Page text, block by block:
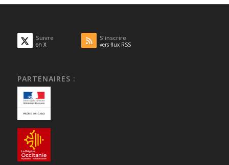
Suivre
on X
S'inscrire
vers flux RSS
PARTENAIRES :